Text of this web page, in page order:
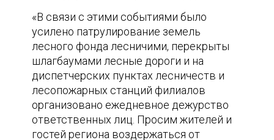
«В связи с этими событиями было
усилено патрулирование земель
лесного фонда лесничими, перекрыты
шлагбаумами лесные дороги и на
диспетчерских пунктах лесничеств и
лесопожарных станций филиалов
организовано ежедневное дежурство
ответственных лиц. Просим жителей и
гостей региона воздержаться от